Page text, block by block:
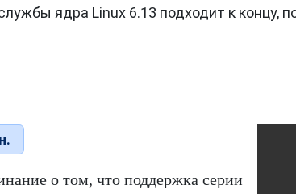
ядра Linux 6.13 подходит к концу,
о том, что поддержка серии